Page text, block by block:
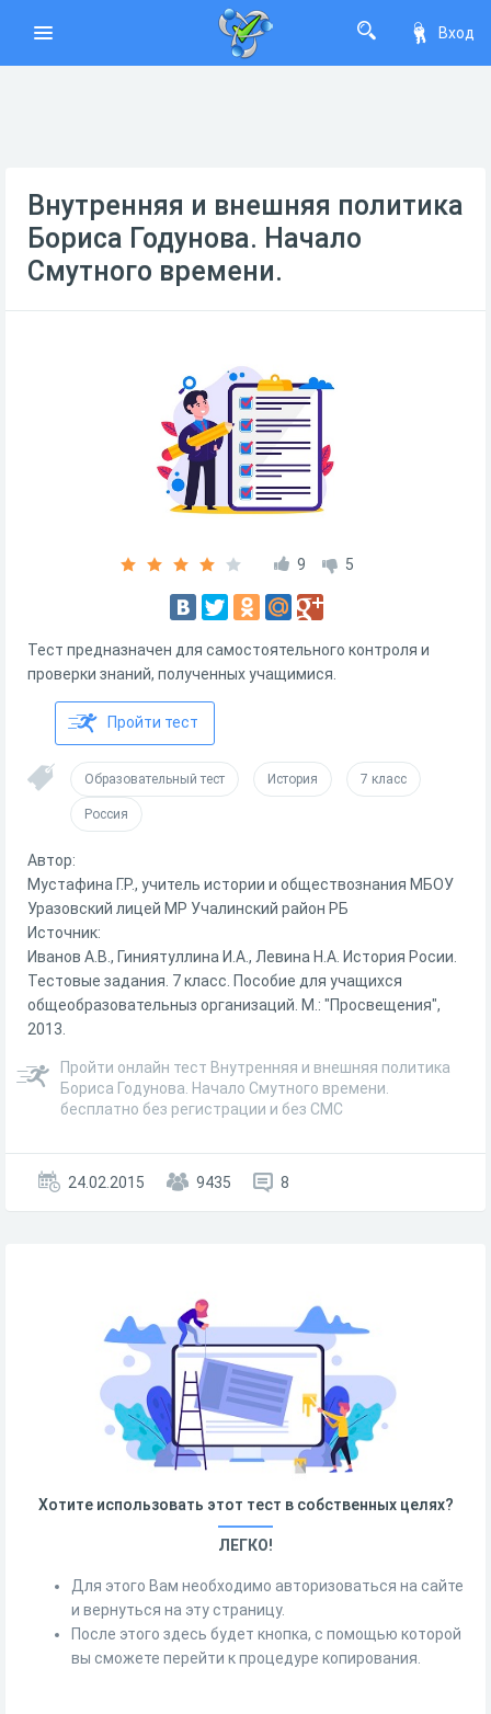
Вход
Внутренняя и внешняя политика
Бориса Годунова. Начало
Смутного времени.
9 5
Тест предназначен для самостоятельного контроля и
проверки знаний, полученных учащимися.
Пройти тест
Образовательный тест История 7 класс
Россия
Автор:
Мустафина Г.Р., учитель истории и обществознания МБОУ
Уразовский лицей МР Учалинский район РБ
Источник:
Иванов А.В., Гиниятуллина И.А., Левина Н.А. История Росии.
Тестовые задания. 7 класс. Пособие для учащихся
общеобразовательныз организаций. М.: "Просвещения",
2013.
Пройти онлайн тест Внутренняя и внешняя политика
Бориса Годунова. Начало Смутного времени.
бесплатно без регистрации и без СМС
24.02.2015 9435 8
Хотите использовать этот тест в собственных целях?
ЛЕГКО!
Для этого Вам необходимо авторизоваться на сайте
и вернуться на эту страницу.
После этого здесь будет кнопка, с помощью которой
вы сможете перейти к процедуре копирования.